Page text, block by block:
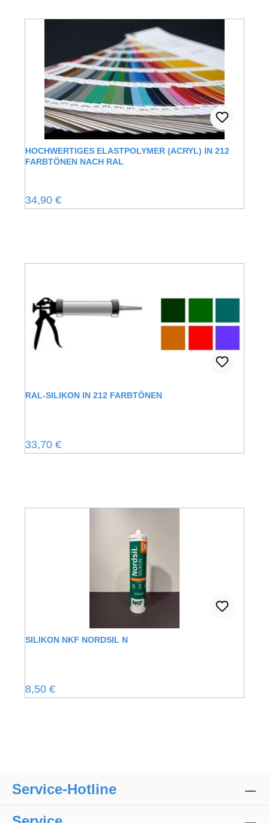
HOCHWERTIGES ELASTPOLYMER (ACRYL) IN 212
FARBTÖNEN NACH RAL
Regulärer Preis:
34,90 €
RAL-SILIKON IN 212 FARBTÖNEN
Regulärer Preis:
33,70 €
SILIKON NKF NORDSIL N
Regulärer Preis:
8,50 €
Service-Hotline